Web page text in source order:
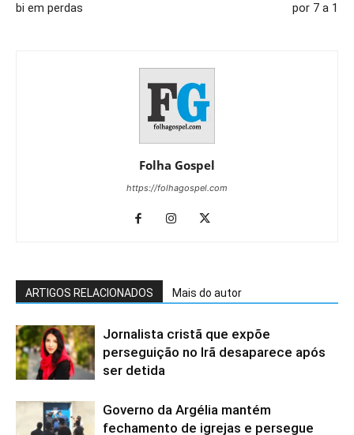
bi em perdas
por 7 a 1
Folha Gospel
https://folhagospel.com
ARTIGOS RELACIONADOS Mais do autor
Jornalista cristã que expõe
perseguição no Irã desaparece após
ser detida
Governo da Argélia mantém
fechamento de igrejas e persegue